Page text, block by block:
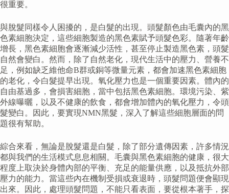
很重要。
與脫髮同樣令人困擾的，是白髮的出現。頭髮顏色由毛囊內的黑
色素細胞決定，這些細胞製造的黑色素賦予頭髮色彩。隨著年齡
增長，黑色素細胞會逐漸減少活性，甚至停止製造黑色素，頭髮
自然會變白。然而，除了自然老化，現代生活中的壓力、營養不
足，例如缺乏維他命B群或銅等微量元素，都會加速黑色素細胞
的老化，令白髮提早出現。氧化壓力也是一個重要因素。體內的
自由基過多，會損害細胞，當中包括黑色素細胞。環境污染、紫
外線曝曬，以及不健康的飲食，都會增加體內的氧化壓力，令頭
髮變白。因此，要實現NMN黑髮，深入了解這些細胞層面的問
題很有幫助。
綜合來看，無論是脫髮還是白髮，除了部分遺傳因素，許多情況
都與我們的生活模式息息相關。毛囊與黑色素細胞的健康，很大
程度上取決於身體內部的平衡、充足的能量供應，以及抵抗外部
壓力的能力。當這些內在機制受損或衰退時，頭髮問題便會顯現
出來。因此，處理頭髮問題，不能只看表面，要從根本著手，探